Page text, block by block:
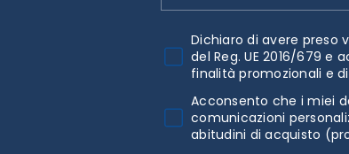
Dichiaro di avere preso
del Reg. UE 2016/679
finalità promozionali e
Acconsento che i miei
comunicazioni
abitudini di acquisto